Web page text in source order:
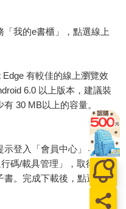
我的e書櫃」，點選線上
有較佳的線上瀏覽效
6.0 以上版本，建議裝
30 MB以上的容量。
示登入「會員中心」→「我
碼/載具管理」，取得通行
書。完成下載後，點選任一